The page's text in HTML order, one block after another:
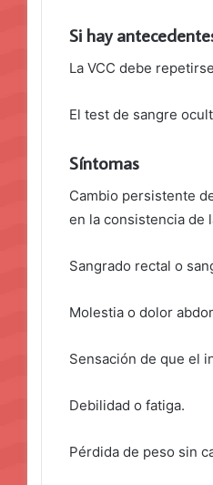
Si hay
La VCC debe
El test de sangre
Síntomas
Cambio persistente
en la consistencia de
Sangrado rectal o
Molestia o dolor
Sensación de que el
Debilidad o fatiga.
Pérdida de peso sin